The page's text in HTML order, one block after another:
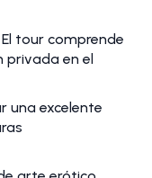
tour comprende
privada en el
una excelente